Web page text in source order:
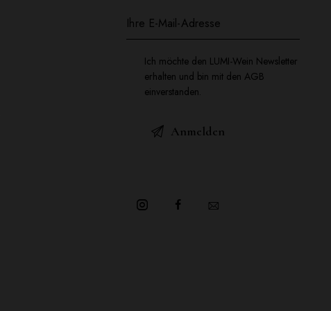
Ich möchte den LUMI-Wein Newsletter
erhalten und bin mit den AGB
einverstanden.